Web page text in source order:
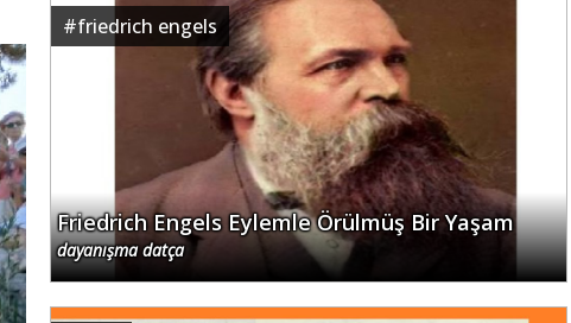
#friedrich engels
Friedrich Engels Eylemle Örülmüş Bir Yaşam
dayanışma datça